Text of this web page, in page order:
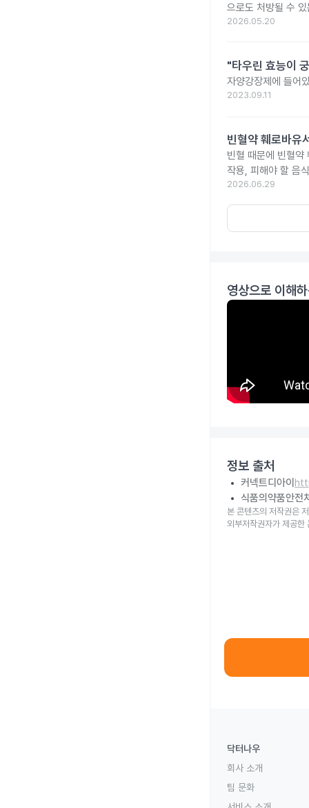
으로도 처방될 수
2026.05.20
"타우린 효능이
자양강장제에 들어
2023.09.11
빈혈약 훼로바유
빈혈 때문에 빈혈약
작용, 피해야 할 음
2026.06.29
영상으로 이해
정보 출처
커넥트디아이
식품의약품안전
본 콘텐츠의 저작권은
외부저작권자가 제공한
닥터나우
회사 소개
팀 문화